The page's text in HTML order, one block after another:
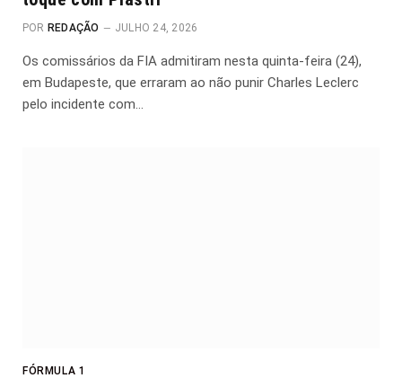
POR REDAÇÃO JULHO 24, 2026
Os comissários da FIA admitiram nesta quinta-feira (24),
em Budapeste, que erraram ao não punir Charles Leclerc
pelo incidente com…
FÓRMULA 1